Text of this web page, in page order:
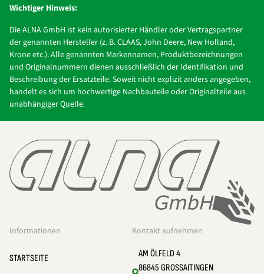
Wichtiger Hinweis:
Die ALNA GmbH ist kein autorisierter Händler oder Vertragspartner
der genannten Hersteller (z. B. CLAAS, John Deere, New Holland,
Krone etc.). Alle genannten Markennamen, Produktbezeichnungen
und Originalnummern dienen ausschließlich der Identifikation und
Beschreibung der Ersatzteile. Soweit nicht explizit anders angegeben,
handelt es sich um hochwertige Nachbauteile oder Originalteile aus
unabhängiger Quelle.
Informationen
STARTSEITE
Kontakt aufnehmen
AM ÖLFELD 4
86845 GROSSAITINGEN